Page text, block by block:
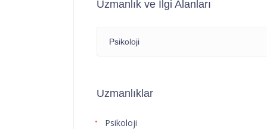
Uzmanlık ve İlgi Alanları
Psikoloji
Uzmanlıklar
Psikoloji